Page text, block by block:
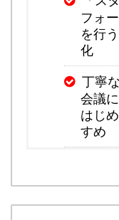
フォ
を行
化
丁寧
会議
はじ
すめ